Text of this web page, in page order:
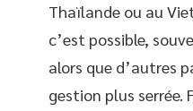
Thaïlande ou au
c’est possible,
alors que d’autres
gestion plus serrée.